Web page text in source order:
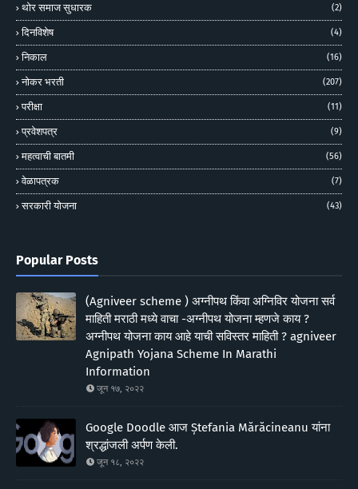
थोर समाज सुधारक (2)
दिनविशेष (4)
निकाल (16)
नोकर भरती (207)
परीक्षा (11)
प्रवेशपत्र (9)
महत्वाची बातमी (56)
वेळापत्रक (7)
सरकारी योजना (43)
Popular Posts
(Agniveer scheme ) अग्नीपथ किंवा अग्निविर योजना सर्व
माहिती मराठी मध्ये वाचा -अग्नीपथ योजना म्हणजे काय ?
अग्नीपथ योजना काय आहे याची सविस्तर माहिती ? agniveer
Agnipath Yojana Scheme In Marathi
Information
जून १७, २०२२
Google Doodle आज Ștefania Mărăcineanu यांना
श्रद्धांजली अर्पण केली.
जून १८, २०२२